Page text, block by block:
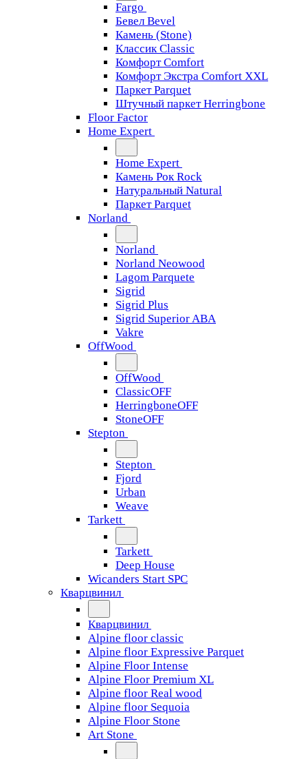
Fargo
Бевел Bevel
Камень (Stone)
Классик Classic
Комфорт Comfort
Комфорт Экстра Comfort XXL
Паркет Parquet
Штучный паркет Herringbone
Floor Factor
Home Expert
Home Expert
Камень Рок Rock
Натуральный Natural
Паркет Parquet
Norland
Norland
Norland Neowood
Lagom Parquete
Sigrid
Sigrid Plus
Sigrid Superior ABA
Vakre
OffWood
OffWood
ClassicOFF
HerringboneOFF
StoneOFF
Stepton
Stepton
Fjord
Urban
Weave
Tarkett
Tarkett
Deep House
Wicanders Start SPC
Кварцвинил
Кварцвинил
Alpine floor classic
Alpine floor Expressive Parquet
Alpine Floor Intense
Alpine Floor Premium XL
Alpine floor Real wood
Alpine floor Sequoia
Alpine Floor Stone
Art Stone